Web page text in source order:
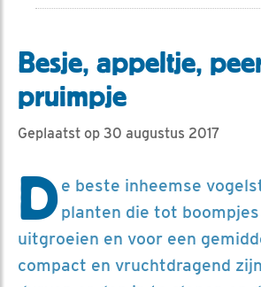
Besje, appeltje,
pruimpje
Geplaatst op 30 augustus 2017
De beste inheemse
planten die tot
uitgroeien en voor een
compact en vruchtdragend